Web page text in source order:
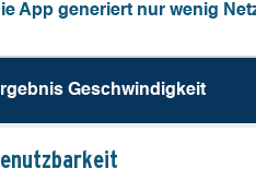
App generiert nur wenig
Geschw­indigkeit